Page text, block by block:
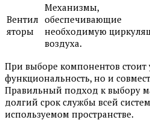
Вентил
яторы
Механизмы,
обеспечивающие
необходимую
воздуха.
При выборе компонентов стоит
функциональность, но и
Правильный подход к выбору
долгий срок службы всей
используемом пространстве.